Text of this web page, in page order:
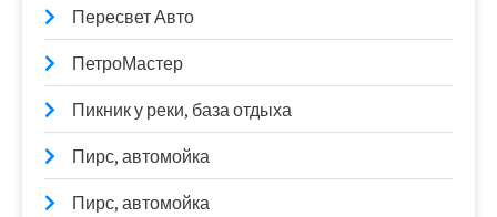
Пересвет Авто
ПетроМастер
Пикник у реки, база отдыха
Пирс, автомойка
Пирс, автомойка